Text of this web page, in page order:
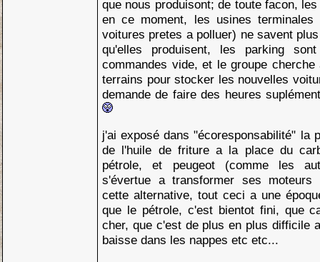
que nous produisont; de toute facon,
en ce moment, les usines
voitures pretes a polluer) ne savent
qu'elles produisent, les parking
commandes vide, et le groupe
terrains pour stocker les nouvelles
demande de faire des heures
j'ai exposé dans "écoresponsabilité" la
de l'huile de friture a la place du
pétrole, et peugeot (comme les
s'évertue a transformer ses moteurs
cette alternative, tout ceci a une
que le pétrole, c'est bientot fini, que
cher, que c'est de plus en plus difficile
baisse dans les nappes etc etc...